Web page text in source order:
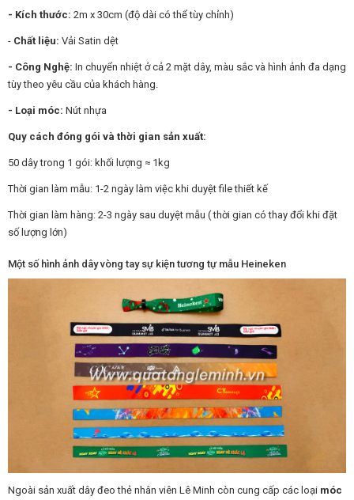
- Kích thước: 2m x 30cm (độ dài có thể tùy chỉnh)
- Chất liệu: Vải Satin dệt
- Công Nghệ: In chuyển nhiệt ở cả 2 mặt dây, màu sắc và hình ảnh đa dạng
tùy theo yêu cầu của khách hàng.
- Loại móc: Nút nhựa
Quy cách đóng gói và thời gian sản xuất:
50 dây trong 1 gói: khối lượng ≈ 1kg
Thời gian làm mẫu: 1-2 ngày làm việc khi duyệt file thiết kế
Thời gian làm hàng: 2-3 ngày sau duyệt mẫu ( thời gian có thay đổi khi đặt
số lượng lớn)
Một số hình ảnh dây vòng tay sự kiện tương tự mẫu Heineken
Ngoài sản xuất dây đeo thẻ nhân viên Lê Minh còn cung cấp các loại móc